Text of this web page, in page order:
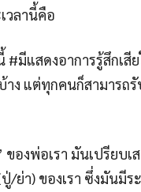
วลานี้คือ
มีแสดงอาการรู้สึกเสี
ง แต่ทุกคนก็สามารถ
องพ่อเรา มันเปรียบเ
/ย่า)​ ของเรา ซึ่งมันมีร